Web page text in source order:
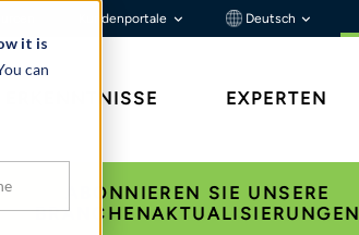
it is
can
Kundenportale Deutsch
ERKENNTNISSE EXPERTEN
ABONNIEREN SIE UNSERE
BRANCHENAKTUALISIERUNGEN